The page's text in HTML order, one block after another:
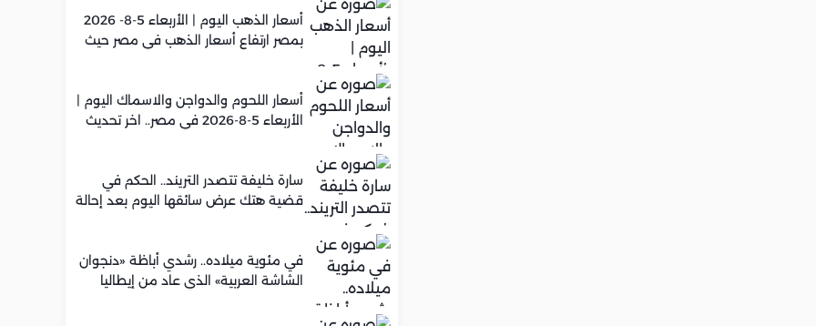
أسعار الذهب اليوم | الأربعاء 5-8- 2026
بمصر ارتفاع أسعار الذهب في مصر حيث
أسعار اللحوم والدواجن والاسماك اليوم |
الأربعاء 5-8-2026 في مصر.. اخر تحديث
سارة خليفة تتصدر التريند.. الحكم في
قضية هتك عرض سائقها اليوم بعد إحالة
في مئوية ميلاده.. رشدي أباظة «دنجوان
الشاشة العربية» الذي عاد من إيطاليا